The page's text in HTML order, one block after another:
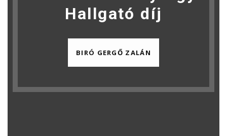
Hallgató díj
BIRÓ GERGŐ ZALÁN